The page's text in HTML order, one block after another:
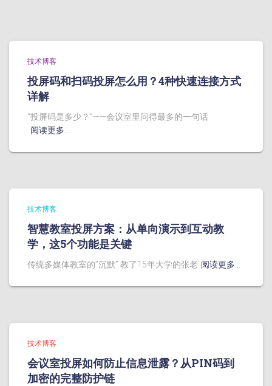
技术博客
投屏码和扫码投屏怎么用？4种快速连接方式
详解
“投屏码是多少？”——会议室里问得最多的一句话
阅读更多…
技术博客
智慧教室投屏方案：从单向演示到互动教
学，这5个功能是关键
传统多媒体教室的”沉默” 教了15年大学的张老 阅读更多…
技术博客
会议室投屏如何防止信息泄露？从PIN码到
加密的完整防护链